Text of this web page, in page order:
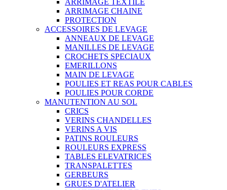
ARRIMAGE CHAINE
PROTECTION
ACCESSOIRES DE LEVAGE
ANNEAUX DE LEVAGE
MANILLES DE LEVAGE
CROCHETS SPECIAUX
EMERILLONS
MAIN DE LEVAGE
POULIES ET REAS POUR CABLES
POULIES POUR CORDE
MANUTENTION AU SOL
CRICS
VERINS CHANDELLES
VERINS A VIS
PATINS ROULEURS
ROULEURS EXPRESS
TABLES ELEVATRICES
TRANSPALETTES
GERBEURS
GRUES D'ATELIER